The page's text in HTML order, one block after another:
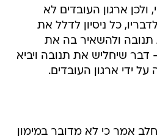
ארגון העובדים לא
כל ניסיון לדלל את
תנובה ולהשאיר בה את
שיחליש את תנובה ויביא
על ידי ארגון העובדים.
אמר כי לא מדובר במימון